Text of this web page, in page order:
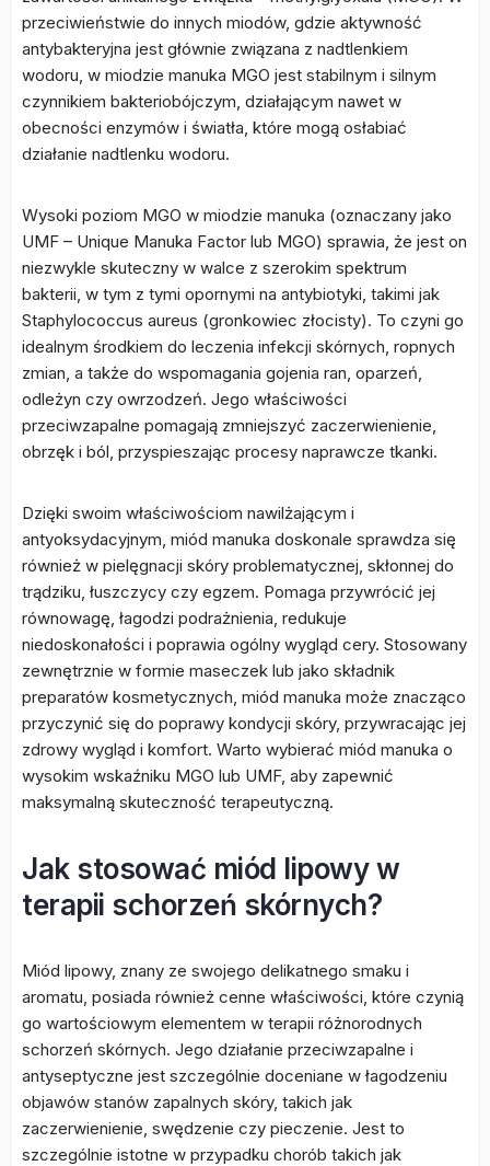
przeciwieństwie do innych miodów, gdzie aktywność
antybakteryjna jest głównie związana z nadtlenkiem
wodoru, w miodzie manuka MGO jest stabilnym i silnym
czynnikiem bakteriobójczym, działającym nawet w
obecności enzymów i światła, które mogą osłabiać
działanie nadtlenku wodoru.
Wysoki poziom MGO w miodzie manuka (oznaczany jako
UMF – Unique Manuka Factor lub MGO) sprawia, że jest on
niezwykle skuteczny w walce z szerokim spektrum
bakterii, w tym z tymi opornymi na antybiotyki, takimi jak
Staphylococcus aureus (gronkowiec złocisty). To czyni go
idealnym środkiem do leczenia infekcji skórnych, ropnych
zmian, a także do wspomagania gojenia ran, oparzeń,
odleżyn czy owrzodzeń. Jego właściwości
przeciwzapalne pomagają zmniejszyć zaczerwienienie,
obrzęk i ból, przyspieszając procesy naprawcze tkanki.
Dzięki swoim właściwościom nawilżającym i
antyoksydacyjnym, miód manuka doskonale sprawdza się
również w pielęgnacji skóry problematycznej, skłonnej do
trądziku, łuszczycy czy egzem. Pomaga przywrócić jej
równowagę, łagodzi podrażnienia, redukuje
niedoskonałości i poprawia ogólny wygląd cery. Stosowany
zewnętrznie w formie maseczek lub jako składnik
preparatów kosmetycznych, miód manuka może znacząco
przyczynić się do poprawy kondycji skóry, przywracając jej
zdrowy wygląd i komfort. Warto wybierać miód manuka o
wysokim wskaźniku MGO lub UMF, aby zapewnić
maksymalną skuteczność terapeutyczną.
Jak stosować miód lipowy w
terapii schorzeń skórnych?
Miód lipowy, znany ze swojego delikatnego smaku i
aromatu, posiada również cenne właściwości, które czynią
go wartościowym elementem w terapii różnorodnych
schorzeń skórnych. Jego działanie przeciwzapalne i
antyseptyczne jest szczególnie doceniane w łagodzeniu
objawów stanów zapalnych skóry, takich jak
zaczerwienienie, swędzenie czy pieczenie. Jest to
szczególnie istotne w przypadku chorób takich jak